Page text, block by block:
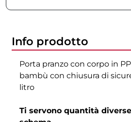
Info prodotto
Porta pranzo con corpo in
bambù con chiusura di
litro
Ti servono quantità